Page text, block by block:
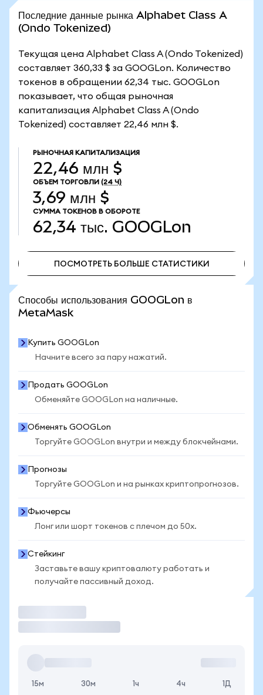
Последние данные рынка Alphabet Class A
(Ondo Tokenized)
Текущая цена Alphabet Class A (Ondo Tokenized)
составляет 360,33 $ за GOOGLon. Количество
токенов в обращении 62,34 тыс. GOOGLon
показывает, что общая рыночная
капитализация Alphabet Class A (Ondo
Tokenized) составляет 22,46 млн $.
РЫНОЧНАЯ КАПИТАЛИЗАЦИЯ
22,46 млн $
ОБЪЕМ ТОРГОВЛИ (24 Ч)
3,69 млн $
СУММА ТОКЕНОВ В ОБОРОТЕ
62,34 тыс. GOOGLon
ПОСМОТРЕТЬ БОЛЬШЕ СТАТИСТИКИ
Способы использования GOOGLon в
MetaMask
Купить GOOGLon
Начните всего за пару нажатий.
Продать GOOGLon
Обменяйте GOOGLon на наличные.
Обменять GOOGLon
Торгуйте GOOGLon внутри и между блокчейнами.
Прогнозы
Торгуйте GOOGLon и на рынках криптопрогнозов.
Фьючерсы
Лонг или шорт токенов с плечом до 50x.
Стейкинг
Заставьте вашу криптовалюту работать и
получайте пассивный доход.
15м 30м 1ч 4ч 1Д